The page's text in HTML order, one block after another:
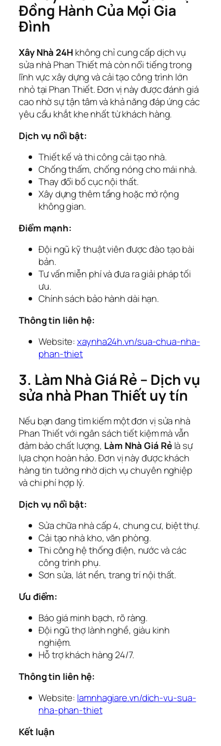
Đồng Hành Của Mọi Gia
Đình
Xây Nhà 24H không chỉ cung cấp dịch vụ
sửa nhà Phan Thiết mà còn nổi tiếng trong
lĩnh vực xây dựng và cải tạo công trình lớn
nhỏ tại Phan Thiết. Đơn vị này được đánh giá
cao nhờ sự tận tâm và khả năng đáp ứng các
yêu cầu khắt khe nhất từ khách hàng.
Dịch vụ nổi bật:
Thiết kế và thi công cải tạo nhà.
Chống thấm, chống nóng cho mái nhà.
Thay đổi bố cục nội thất.
Xây dựng thêm tầng hoặc mở rộng
không gian.
Điểm mạnh:
Đội ngũ kỹ thuật viên được đào tạo bài
bản.
Tư vấn miễn phí và đưa ra giải pháp tối
ưu.
Chính sách bảo hành dài hạn.
Thông tin liên hệ:
Website:xaynha24h.vn/sua-chua-nha-
phan-thiet
3. Làm Nhà Giá Rẻ – Dịch vụ
sửa nhà Phan Thiết uy tín
Nếu bạn đang tìm kiếm một đơn vị sửa nhà
Phan Thiết với ngân sách tiết kiệm mà vẫn
đảm bảo chất lượng, Làm Nhà Giá Rẻlà sự
lựa chọn hoàn hảo. Đơn vị này được khách
hàng tin tưởng nhờ dịch vụ chuyên nghiệp
và chi phí hợp lý.
Dịch vụ nổi bật:
Sửa chữa nhà cấp 4, chung cư, biệt thự.
Cải tạo nhà kho, văn phòng.
Thi công hệ thống điện, nước và các
công trình phụ.
Sơn sửa, lát nền, trang trí nội thất.
Ưu điểm:
Báo giá minh bạch, rõ ràng.
Đội ngũ thợ lành nghề, giàu kinh
nghiệm.
Hỗ trợ khách hàng 24/7.
Thông tin liên hệ:
Website: lamnhagiare.vn/dich-vu-sua-
nha-phan-thiet
Kết luận